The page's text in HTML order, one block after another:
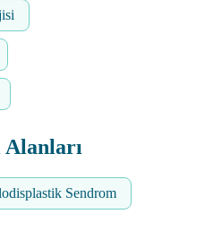
Alanları
Sendrom